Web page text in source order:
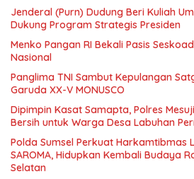
Jenderal (Purn) Dudung Beri Kuliah
Dukung Program Strategis Presiden
Menko Pangan RI Bekali Pasis
Nasional
Panglima TNI Sambut Kepulangan
Garuda XX-V MONUSCO
Dipimpin Kasat Samapta, Polres
Bersih untuk Warga Desa Labuhan
Polda Sumsel Perkuat Harkamtibmas
SAROMA, Hidupkan Kembali Budaya
Selatan